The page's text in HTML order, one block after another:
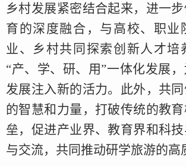
乡村发展紧密结合起来，进一
育的深度融合，与高校、职业
业、乡村共同探索创新人才培
“产、学、研、用”一体化发展
发展注入新的活力。此外，共
的智慧和力量，打破传统的教
垒，促进产业界、教育界和科
与交流，共同推动研学旅游的高